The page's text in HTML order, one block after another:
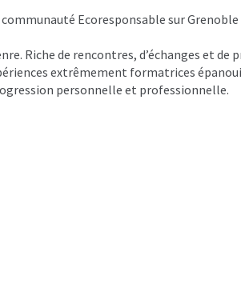
Ecoresponsable sur
Riche de rencontres, d’échanges et de
extrêmement formatrices
personnelle et professionnelle.